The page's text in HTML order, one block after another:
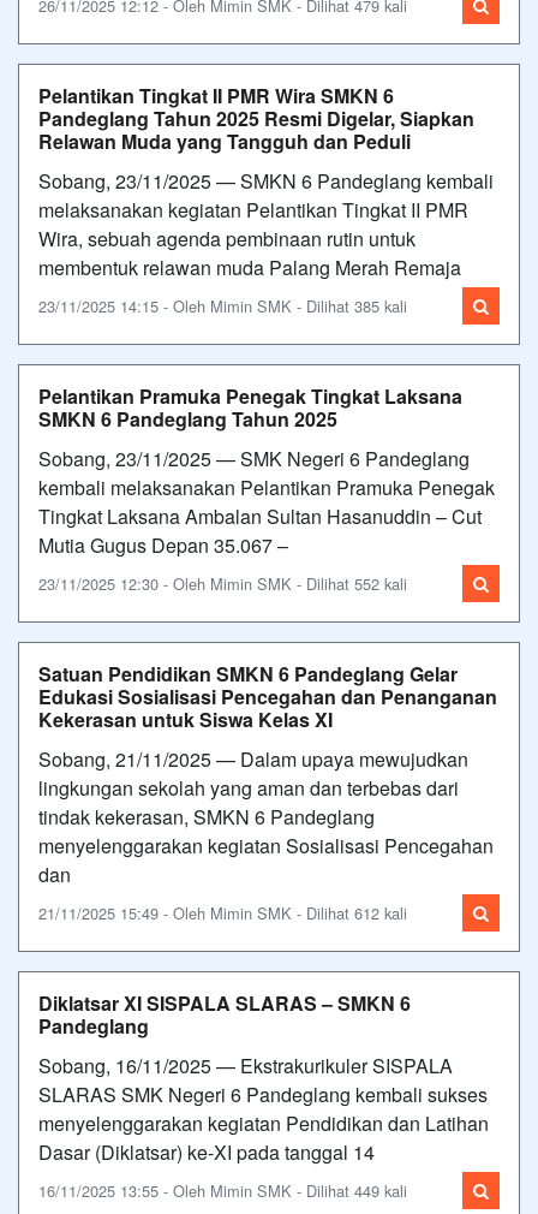
26/11/2025 12:12 - Oleh Mimin SMK - Dilihat 479 kali
Pelantikan Tingkat II PMR Wira SMKN 6
Pandeglang Tahun 2025 Resmi Digelar, Siapkan
Relawan Muda yang Tangguh dan Peduli
Sobang, 23/11/2025 — SMKN 6 Pandeglang kembali
melaksanakan kegiatan Pelantikan Tingkat II PMR
Wira, sebuah agenda pembinaan rutin untuk
membentuk relawan muda Palang Merah Remaja
23/11/2025 14:15 - Oleh Mimin SMK - Dilihat 385 kali
Pelantikan Pramuka Penegak Tingkat Laksana
SMKN 6 Pandeglang Tahun 2025
Sobang, 23/11/2025 — SMK Negeri 6 Pandeglang
kembali melaksanakan Pelantikan Pramuka Penegak
Tingkat Laksana Ambalan Sultan Hasanuddin – Cut
Mutia Gugus Depan 35.067 –
23/11/2025 12:30 - Oleh Mimin SMK - Dilihat 552 kali
Satuan Pendidikan SMKN 6 Pandeglang Gelar
Edukasi Sosialisasi Pencegahan dan Penanganan
Kekerasan untuk Siswa Kelas XI
Sobang, 21/11/2025 — Dalam upaya mewujudkan
lingkungan sekolah yang aman dan terbebas dari
tindak kekerasan, SMKN 6 Pandeglang
menyelenggarakan kegiatan Sosialisasi Pencegahan
dan
21/11/2025 15:49 - Oleh Mimin SMK - Dilihat 612 kali
Diklatsar XI SISPALA SLARAS – SMKN 6
Pandeglang
Sobang, 16/11/2025 — Ekstrakurikuler SISPALA
SLARAS SMK Negeri 6 Pandeglang kembali sukses
menyelenggarakan kegiatan Pendidikan dan Latihan
Dasar (Diklatsar) ke-XI pada tanggal 14
16/11/2025 13:55 - Oleh Mimin SMK - Dilihat 449 kali